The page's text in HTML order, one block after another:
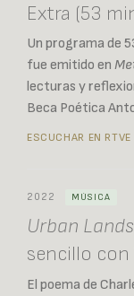
Extra (53
Un programa de
fue emitido en
lecturas y
Beca Poética
ESCUCHAR EN RTVE
2022 MÚSICA
Urban
sencillo
El poema de